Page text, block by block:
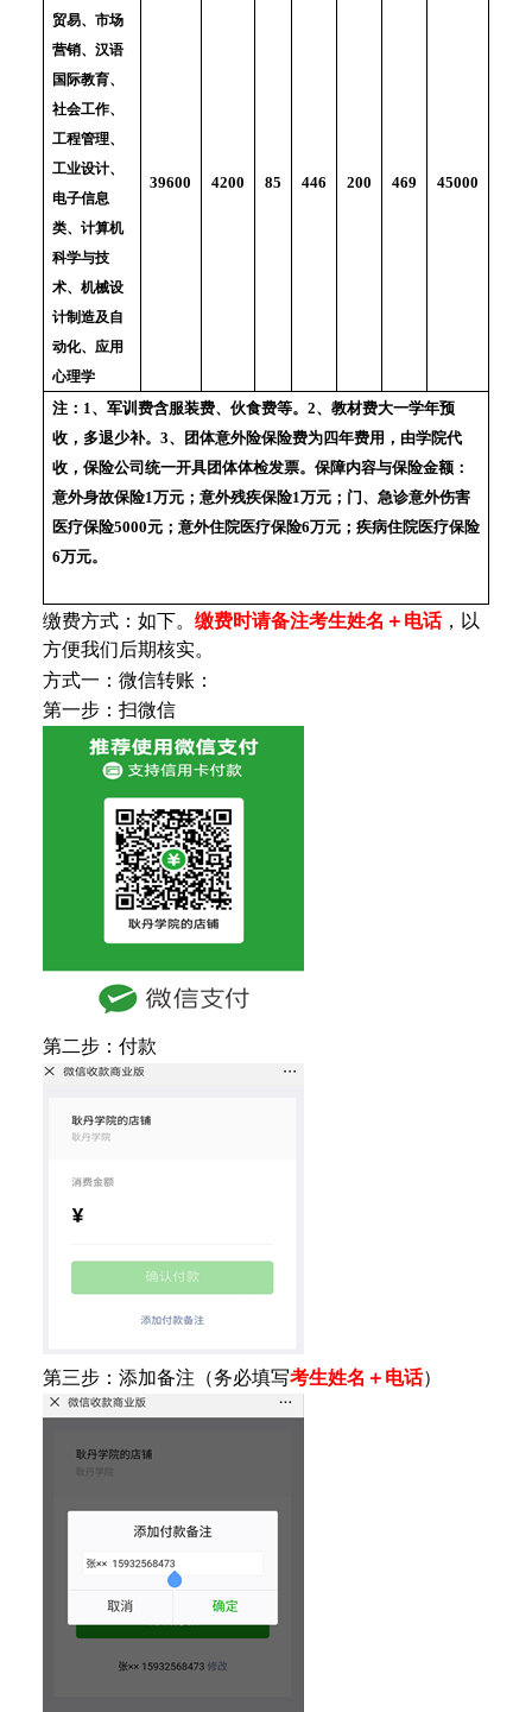
贸易、市场
营销、汉语
国际教育、
社会工作、
工程管理、
工业设计、
电子信息
类、计算机
科学与技
术、机械设
计制造及自
动化、应用
心理学
39600 4200 85 446 200 469 45000
注：1、军训费含服装费、伙食费等。2、教材费大一学年预
收，多退少补。3、团体意外险保险费为四年费用，由学院代
收，保险公司统一开具团体体检发票。保障内容与保险金额：
意外身故保险1万元；意外残疾保险1万元；门、急诊意外伤害
医疗保险5000元；意外住院医疗保险6万元；疾病住院医疗保险
6万元。
缴费方式：如下。 缴费时请备注考生姓名＋电话，以
方便我们后期核实。
方式一：微信转账：
第一步：扫微信
第二步：付款
第三步：添加备注（务必填写考生姓名＋电话）